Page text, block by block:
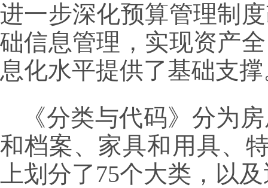
进一步深化预算管理制
础信息管理，实现资产
息化水平提供了基础支
《分类与代码》分为
和档案、家具和用具、
上划分了75个大类，以